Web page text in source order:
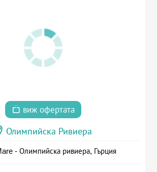
виж офертата
Олимпийска Ривиера
- Олимпийска ривиера, Гърция